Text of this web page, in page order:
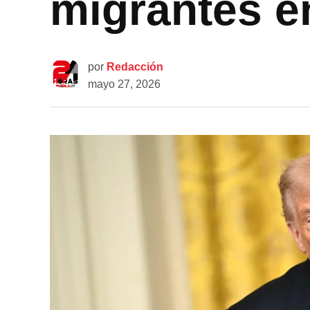
por Redacción
mayo 27, 2026